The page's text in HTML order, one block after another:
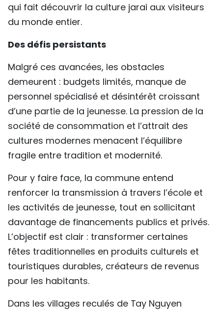
qui fait découvrir la culture jarai aux visiteurs
du monde entier.
Des défis persistants
Malgré ces avancées, les obstacles
demeurent : budgets limités, manque de
personnel spécialisé et désintérêt croissant
d’une partie de la jeunesse. La pression de la
société de consommation et l’attrait des
cultures modernes menacent l’équilibre
fragile entre tradition et modernité.
Pour y faire face, la commune entend
renforcer la transmission à travers l’école et
les activités de jeunesse, tout en sollicitant
davantage de financements publics et privés.
L’objectif est clair : transformer certaines
fêtes traditionnelles en produits culturels et
touristiques durables, créateurs de revenus
pour les habitants.
Dans les villages reculés de Tay Nguyen